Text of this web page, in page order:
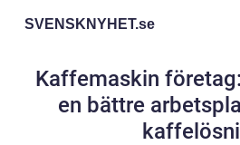
SVENSKNYHET.se
Kaffemaskin
en bättre